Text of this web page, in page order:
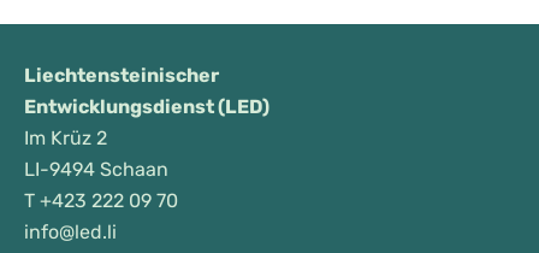
Liechtensteinischer
Entwicklungsdienst (LED)
Im Krüz 2
LI-9494 Schaan
T +423 222 09 70
info@led.li